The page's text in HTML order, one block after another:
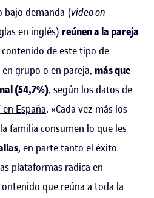
bajo demanda (video on
en inglés) reúnen a la pareja
contenido de este tipo de
grupo o en pareja, más que
(54,7%), según los datos de
España. «Cada vez más los
familia consumen lo que les
, en parte tanto el éxito
plataformas radica en
que reúna a toda la